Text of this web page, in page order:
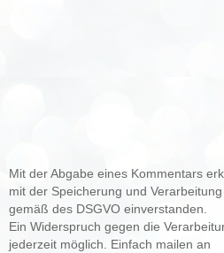
Mit der Abgabe eines Kommentars
mit der Speicherung und
gemäß des DSGVO einverstanden.
Ein Widerspruch gegen die
jederzeit möglich. Einfach mailen an